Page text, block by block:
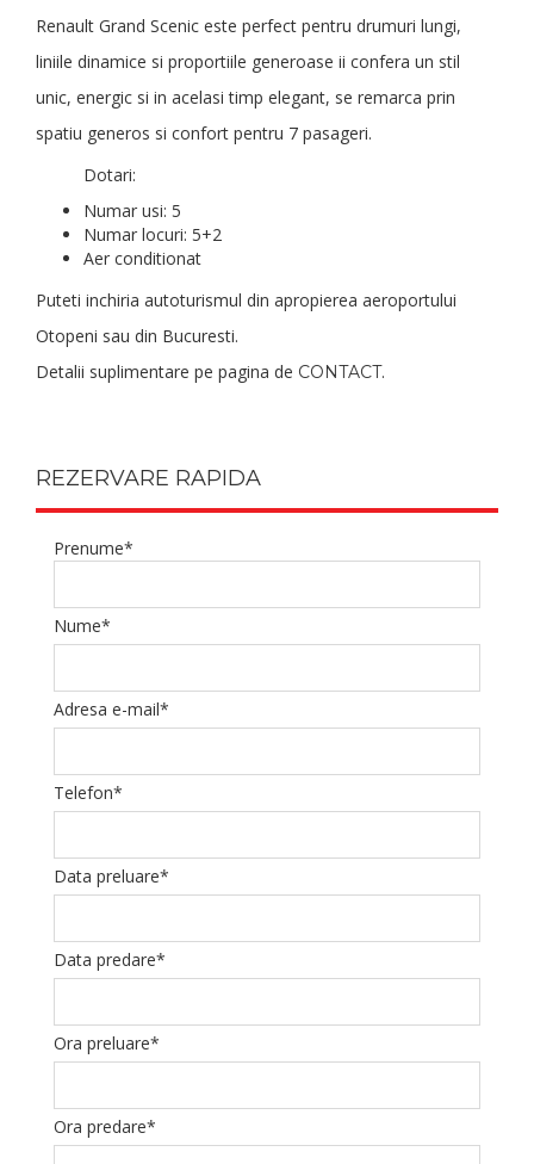
Renault Grand Scenic este perfect pentru drumuri lungi,
liniile dinamice si proportiile generoase ii confera un stil
unic, energic si in acelasi timp elegant, se remarca prin
spatiu generos si confort pentru 7 pasageri.
Dotari:
Numar usi: 5
Numar locuri: 5+2
Aer conditionat
Puteti inchiria autoturismul din apropierea aeroportului
Otopeni sau din Bucuresti.
Detalii suplimentare pe pagina de CONTACT.
REZERVARE RAPIDA
Prenume*
Nume*
Adresa e-mail*
Telefon*
Data preluare*
Data predare*
Ora preluare*
Ora predare*